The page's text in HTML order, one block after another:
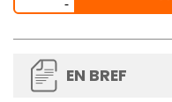
EN BREF